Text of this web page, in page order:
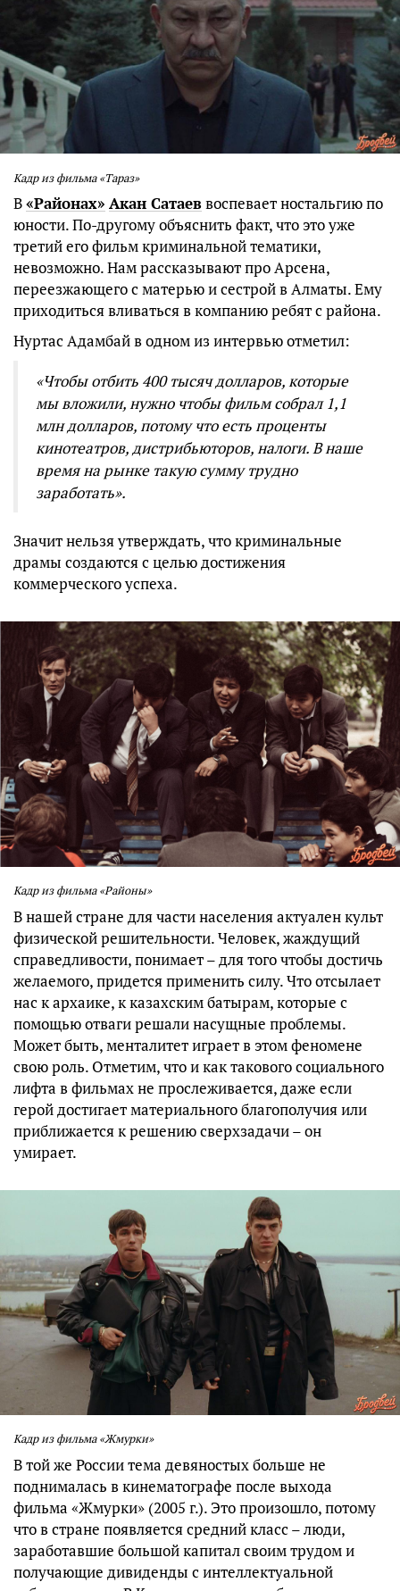
Кадр из фильма «Тараз»
В«Районах» Акан Сатаеввоспевает ностальгию по
юности. По-другому объяснить факт, что это уже
третий его фильм криминальной тематики,
невозможно. Нам рассказывают про Арсена,
переезжающего с матерью и сестрой в Алматы. Ему
приходиться вливаться в компанию ребят с района.
Нуртас Адамбай в одном из интервью отметил:
«Чтобы отбить 400 тысяч долларов, которые
мы вложили, нужно чтобы фильм собрал 1,1
млн долларов, потому что есть проценты
кинотеатров, дистрибьюторов, налоги. В наше
время на рынке такую сумму трудно
заработать».
Значит нельзя утверждать, что криминальные
драмы создаются с целью достижения
коммерческого успеха.
Кадр из фильма «Районы»
В нашей стране для части населения актуален культ
физической решительности. Человек, жаждущий
справедливости, понимает – для того чтобы достичь
желаемого, придется применить силу. Что отсылает
нас к архаике, к казахским батырам, которые с
помощью отваги решали насущные проблемы.
Может быть, менталитет играет в этом феномене
свою роль. Отметим, что и как такового социального
лифта в фильмах не прослеживается, даже если
герой достигает материального благополучия или
приближается к решению сверхзадачи – он
умирает.
Кадр из фильма «Жмурки»
В той же России тема девяностых больше не
поднималась в кинематографе после выхода
фильма «Жмурки» (2005 г.). Это произошло, потому
что в стране появляется средний класс – люди,
заработавшие большой капитал своим трудом и
получающие дивиденды с интеллектуальной